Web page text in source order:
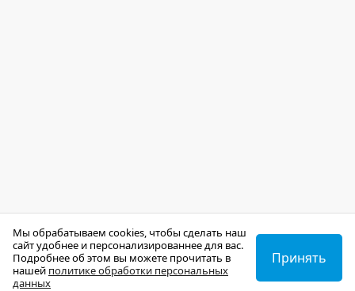
Мы обрабатываем cookies, чтобы сделать наш
сайт удобнее и персонализированнее для вас.
Подробнее об этом вы можете прочитать в
нашей политике обработки персональных
данных
Принять